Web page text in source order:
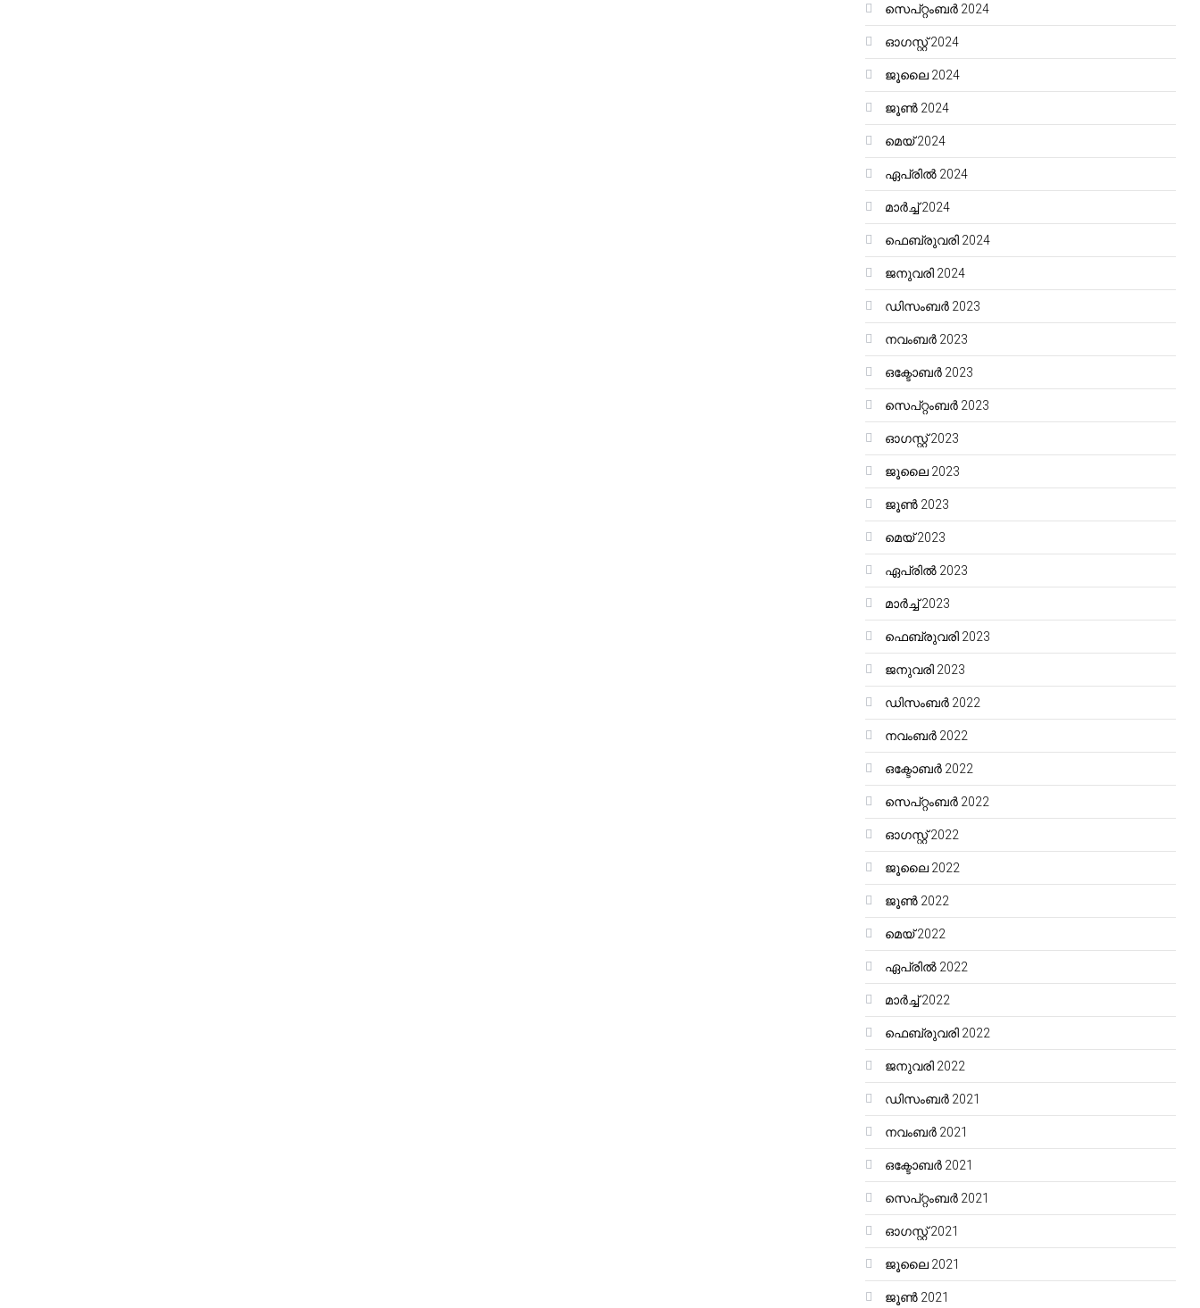
സെപ്റ്റംബർ 2024
ഓഗസ്റ്റ്‌ 2024
ജൂലൈ 2024
ജൂൺ 2024
മെയ്‌ 2024
ഏപ്രിൽ 2024
മാർച്ച്‌ 2024
ഫെബ്രുവരി 2024
ജനുവരി 2024
ഡിസംബർ 2023
നവംബർ 2023
ഒക്ടോബർ 2023
സെപ്റ്റംബർ 2023
ഓഗസ്റ്റ്‌ 2023
ജൂലൈ 2023
ജൂൺ 2023
മെയ്‌ 2023
ഏപ്രിൽ 2023
മാർച്ച്‌ 2023
ഫെബ്രുവരി 2023
ജനുവരി 2023
ഡിസംബർ 2022
നവംബർ 2022
ഒക്ടോബർ 2022
സെപ്റ്റംബർ 2022
ഓഗസ്റ്റ്‌ 2022
ജൂലൈ 2022
ജൂൺ 2022
മെയ്‌ 2022
ഏപ്രിൽ 2022
മാർച്ച്‌ 2022
ഫെബ്രുവരി 2022
ജനുവരി 2022
ഡിസംബർ 2021
നവംബർ 2021
ഒക്ടോബർ 2021
സെപ്റ്റംബർ 2021
ഓഗസ്റ്റ്‌ 2021
ജൂലൈ 2021
ജൂൺ 2021